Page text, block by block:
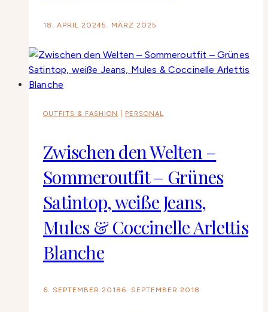
18. APRIL 20245. MÄRZ 2025
OUTFITS & FASHION PERSONAL
Zwischen den Welten –
Sommeroutfit – Grünes
Satintop, weiße Jeans,
Mules & Coccinelle Arlettis
Blanche
6. SEPTEMBER 2018 6. SEPTEMBER 2018